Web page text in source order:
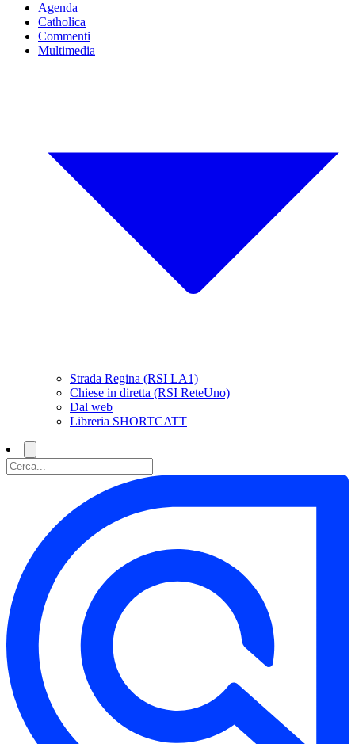
Agenda
Catholica
Commenti
Multimedia
Strada Regina (RSI LA1)
Chiese in diretta (RSI ReteUno)
Dal web
Libreria SHORTCATT